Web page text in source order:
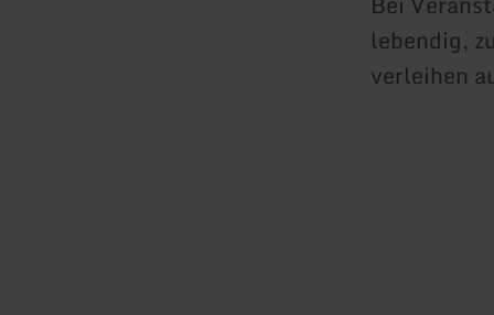
lebendig,
verleihen